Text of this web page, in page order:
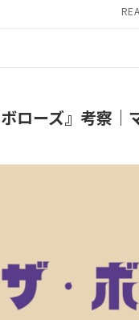
ローズ』考察｜